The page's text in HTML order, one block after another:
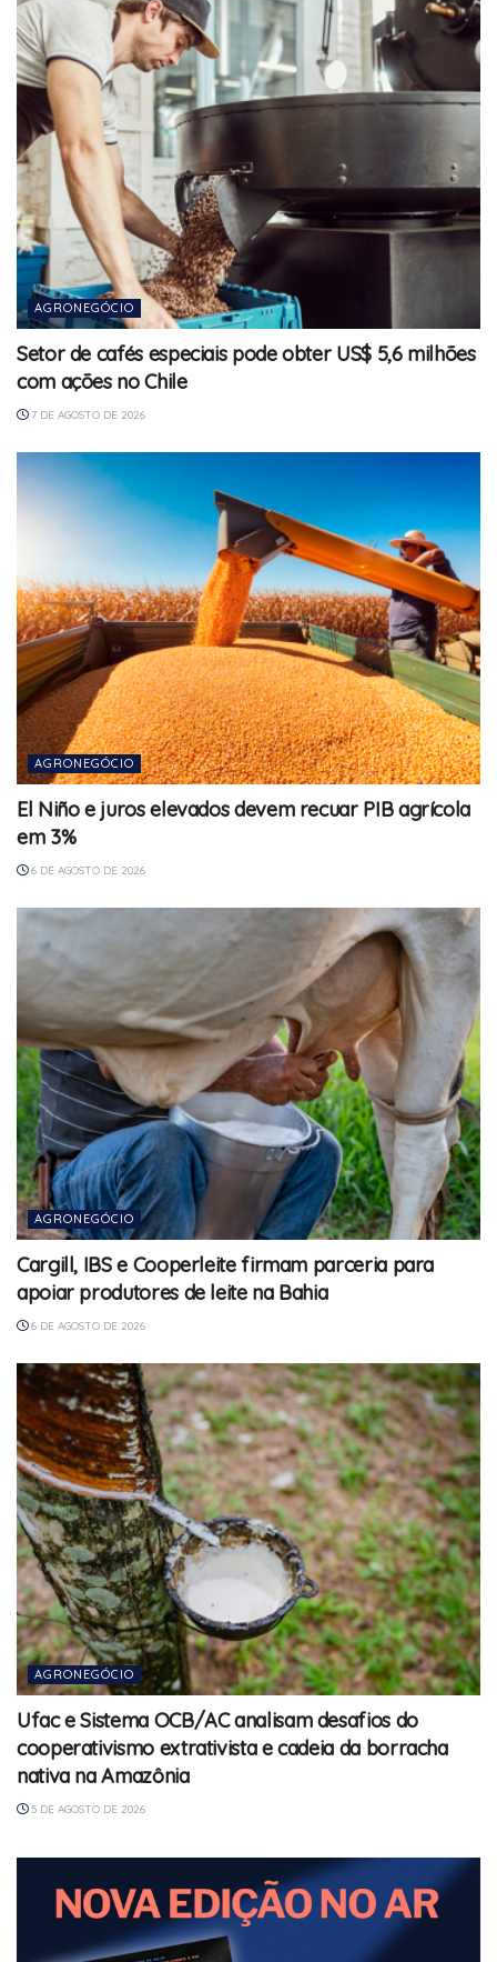
AGRONEGÓCIO
Setor de cafés especiais pode obter US$ 5,6 milhões
com ações no Chile
7 DE AGOSTO DE 2026
AGRONEGÓCIO
El Niño e juros elevados devem recuar PIB agrícola
em 3%
6 DE AGOSTO DE 2026
AGRONEGÓCIO
Cargill, IBS e Cooperleite firmam parceria para
apoiar produtores de leite na Bahia
6 DE AGOSTO DE 2026
AGRONEGÓCIO
Ufac e Sistema OCB/AC analisam desafios do
cooperativismo extrativista e cadeia da borracha
nativa na Amazônia
5 DE AGOSTO DE 2026